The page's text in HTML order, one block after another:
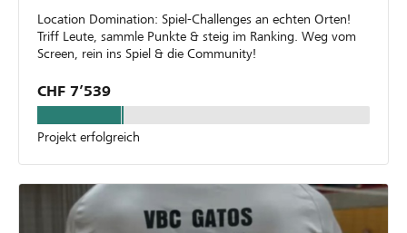
Location Domination: Spiel-Challenges an echten Orten!
Triff Leute, sammle Punkte & steig im Ranking. Weg vom
Screen, rein ins Spiel & die Community!
CHF 7’539
Projekt erfolgreich